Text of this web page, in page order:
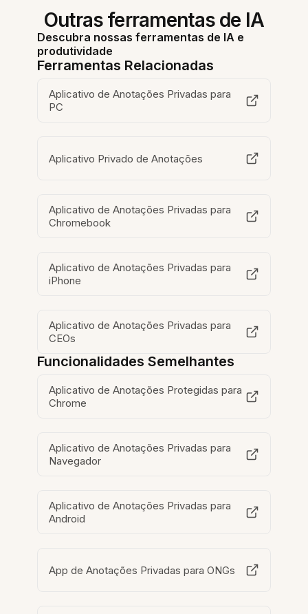
Outras ferramentas de IA
Descubra nossas ferramentas de IA e
produtividade
Ferramentas Relacionadas
Aplicativo de Anotações Privadas para
PC
Aplicativo Privado de Anotações
Aplicativo de Anotações Privadas para
Chromebook
Aplicativo de Anotações Privadas para
iPhone
Aplicativo de Anotações Privadas para
CEOs
Funcionalidades Semelhantes
Aplicativo de Anotações Protegidas para
Chrome
Aplicativo de Anotações Privadas para
Navegador
Aplicativo de Anotações Privadas para
Android
App de Anotações Privadas para ONGs